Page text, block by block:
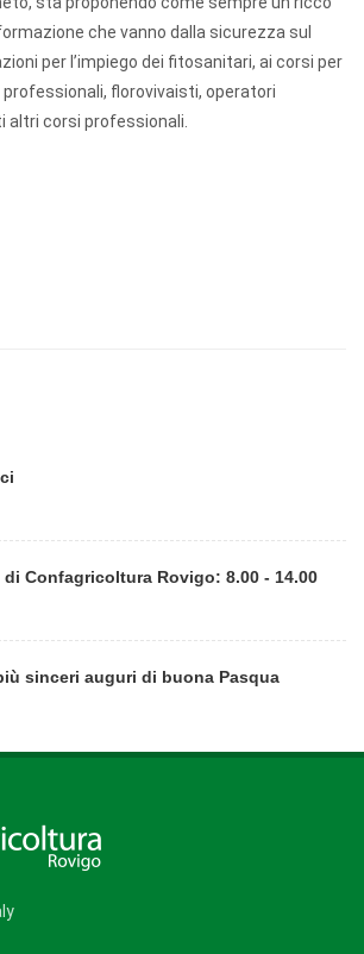
che vanno dalla sicurezza sul
per l’impiego dei fitosanitari, ai corsi per
professionali, florovivaisti, operatori
altri corsi professionali.
Confagricoltura Rovigo: 8.00 - 14.00
sinceri auguri di buona Pasqua